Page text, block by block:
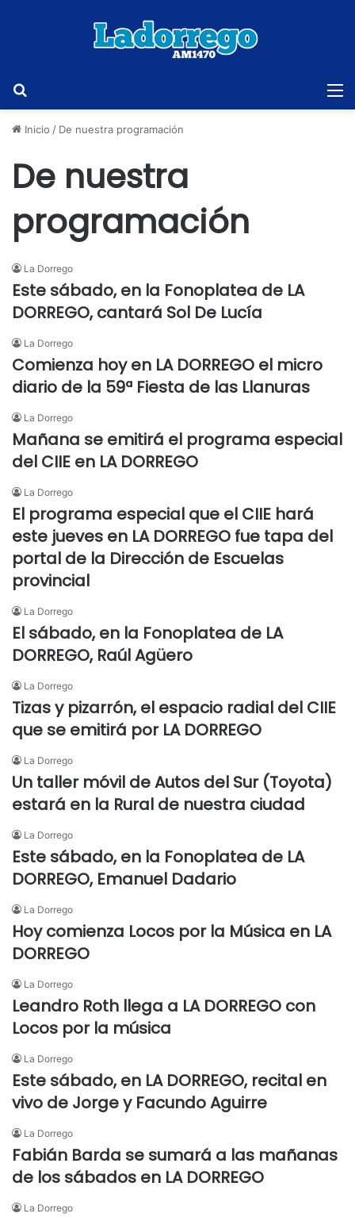
Inicio / De nuestra programación
De nuestra
programación
La Dorrego
Este sábado, en la Fonoplatea de LA
DORREGO, cantará Sol De Lucía
La Dorrego
Comienza hoy en LA DORREGO el micro
diario de la 59ª Fiesta de las Llanuras
La Dorrego
Mañana se emitirá el programa especial
del CIIE en LA DORREGO
La Dorrego
El programa especial que el CIIE hará
este jueves en LA DORREGO fue tapa del
portal de la Dirección de Escuelas
provincial
La Dorrego
El sábado, en la Fonoplatea de LA
DORREGO, Raúl Agüero
La Dorrego
Tizas y pizarrón, el espacio radial del CIIE
que se emitirá por LA DORREGO
La Dorrego
Un taller móvil de Autos del Sur (Toyota)
estará en la Rural de nuestra ciudad
La Dorrego
Este sábado, en la Fonoplatea de LA
DORREGO, Emanuel Dadario
La Dorrego
Hoy comienza Locos por la Música en LA
DORREGO
La Dorrego
Leandro Roth llega a LA DORREGO con
Locos por la música
La Dorrego
Este sábado, en LA DORREGO, recital en
vivo de Jorge y Facundo Aguirre
La Dorrego
Fabián Barda se sumará a las mañanas
de los sábados en LA DORREGO
La Dorrego